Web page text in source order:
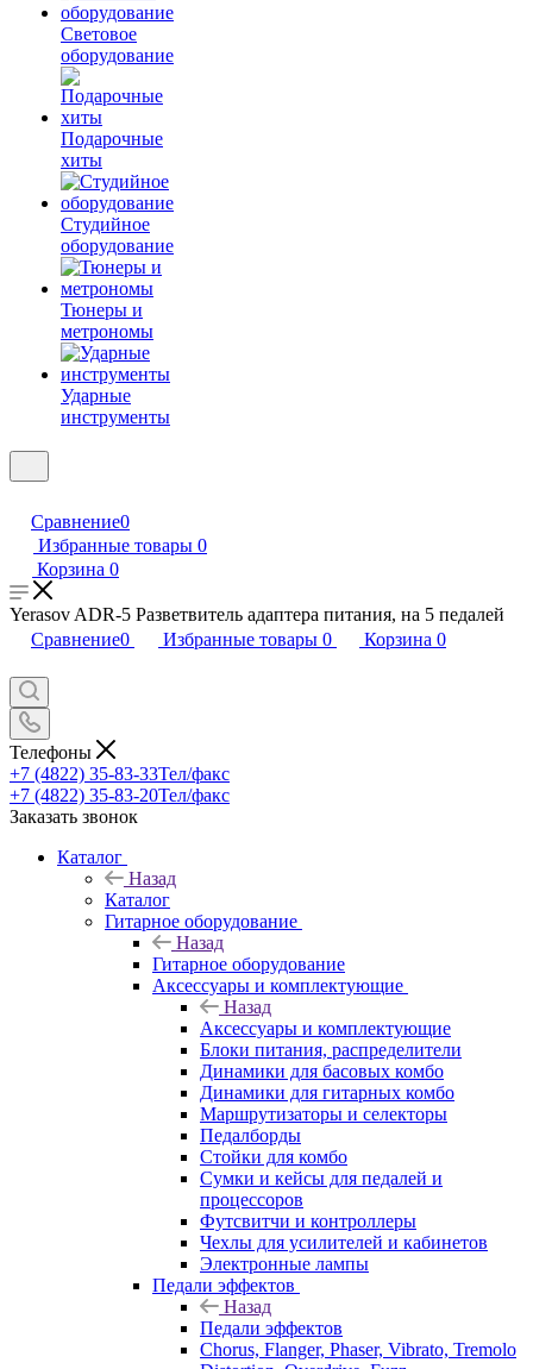
Световое
оборудование
Подарочные
хиты
Студийное
оборудование
Тюнеры и
метрономы
Ударные
инструменты
Сравнение0
Избранные товары 0
Корзина 0
Yerasov ADR-5 Разветвитель адаптера питания, на 5 педалей
Сравнение0 Избранные товары 0 Корзина 0
Телефоны
+7 (4822) 35-83-33Тел/факс
+7 (4822) 35-83-20Тел/факс
Заказать звонок
Каталог
Назад
Каталог
Гитарное оборудование
Назад
Гитарное оборудование
Аксессуары и комплектующие
Назад
Аксессуары и комплектующие
Блоки питания, распределители
Динамики для басовых комбо
Динамики для гитарных комбо
Маршрутизаторы и селекторы
Педалборды
Стойки для комбо
Сумки и кейсы для педалей и
процессоров
Футсвитчи и контроллеры
Чехлы для усилителей и кабинетов
Электронные лампы
Педали эффектов
Назад
Педали эффектов
Chorus, Flanger, Phaser, Vibrato, Tremolo